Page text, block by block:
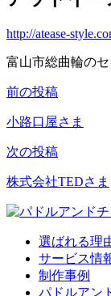
http://atease-
富山市総曲輪の
投
稿
ナ
ビ
ゲ
前の投稿
小路口屋さま
次の投稿
株式会社TEDさま
選ばれる理
サービス情
制作事例
パドルアン